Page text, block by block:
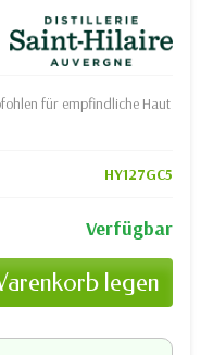
für empfindliche Haut
HY127GC5
Verfügbar
legen